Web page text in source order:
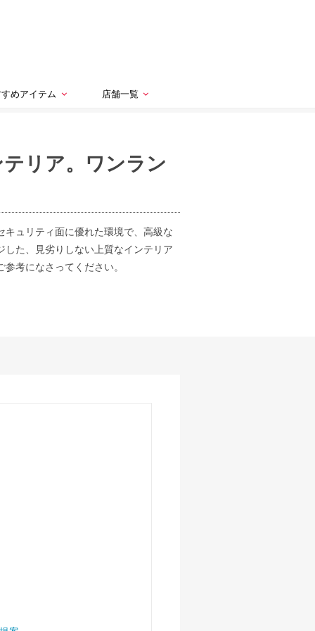
めアイテム 店舗一覧
リア。ワンラン
ュリティ面に優れた環境で、高級な
た、見劣りしない上質なインテリア
考になさってください。